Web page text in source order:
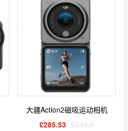
大疆Action2磁吸运动相机
£285.53 £349.0